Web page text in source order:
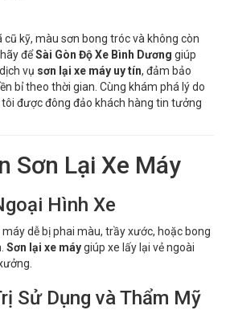
cũ kỹ, màu sơn bong tróc và không còn
đểSài Gòn Độ Xe Bình Dương giúp
vụ sơn lại xe máy uy tín, đảm bảo
bỉ theo thời gian. Cùng khám phá lý do
được đông đảo khách hàng tin tưởng
Sơn Lại Xe Máy
Hình Xe
dễ bị phai màu, trầy xước, hoặc bong
Sơn lại xe máygiúp xe lấy lại vẻ ngoài
Sử Dụng và Thẩm Mỹ